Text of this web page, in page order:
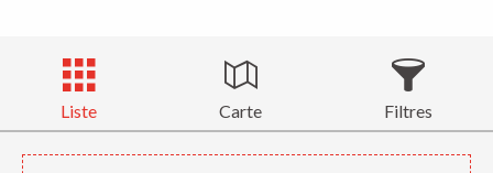
Liste Carte Filtres